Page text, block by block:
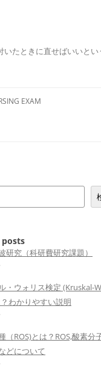
たときに直せばいいとい
EXAM
研究（科研費研究課題）
・ウォリス検定 (Kruskal-
わかりやすい説明
（ROS)とは？ROS,酸素分子
どについて